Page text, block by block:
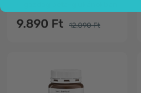
9.890 Ft 12.090 Ft